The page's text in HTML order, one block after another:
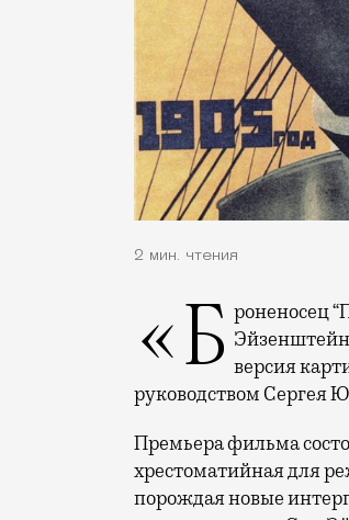
2 мин. чтения
«Броненосец “Потемкин”» возвращается на экраны: шедевр Сергея версия
руководством Сергея
Премьера фильма
хрестоматийная для
порождая новые